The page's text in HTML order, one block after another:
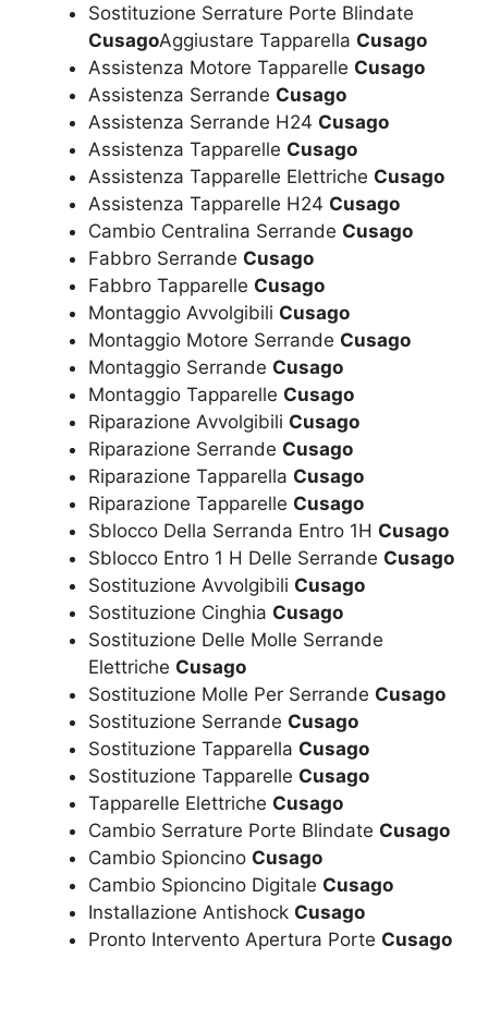
Sostituzione Serrature Porte Blindate
CusagoAggiustare Tapparella Cusago
Assistenza Motore Tapparelle Cusago
Assistenza Serrande Cusago
Assistenza Serrande H24 Cusago
Assistenza Tapparelle Cusago
Assistenza Tapparelle Elettriche Cusago
Assistenza Tapparelle H24 Cusago
Cambio Centralina Serrande Cusago
Fabbro Serrande Cusago
Fabbro Tapparelle Cusago
Montaggio Avvolgibili Cusago
Montaggio Motore Serrande Cusago
Montaggio Serrande Cusago
Montaggio Tapparelle Cusago
Riparazione Avvolgibili Cusago
Riparazione Serrande Cusago
Riparazione Tapparella Cusago
Riparazione Tapparelle Cusago
Sblocco Della Serranda Entro 1H Cusago
Sblocco Entro 1 H Delle Serrande Cusago
Sostituzione Avvolgibili Cusago
Sostituzione Cinghia Cusago
Sostituzione Delle Molle Serrande
Elettriche Cusago
Sostituzione Molle Per Serrande Cusago
Sostituzione Serrande Cusago
Sostituzione Tapparella Cusago
Sostituzione Tapparelle Cusago
Tapparelle Elettriche Cusago
Cambio Serrature Porte Blindate Cusago
Cambio Spioncino Cusago
Cambio Spioncino Digitale Cusago
Installazione Antishock Cusago
Pronto Intervento Apertura Porte Cusago